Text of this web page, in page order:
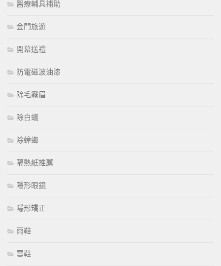
醫療輔具補助
金門旅遊
開幕送禮
防電磁波油漆
除毛霧眉
除白蟻
除蟑螂
隔熱紙推薦
隱形眼鏡
隱形矯正
雨鞋
雪鞋